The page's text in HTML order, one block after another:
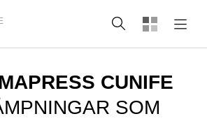
Sök
CUNIFE
SOM